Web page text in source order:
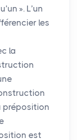
». L’un
les
la
préposition
est